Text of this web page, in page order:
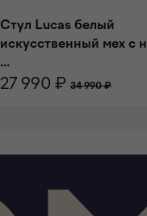
Стул Lucas белый
искусственный мех с
...
27 990 ₽ 34 990 ₽